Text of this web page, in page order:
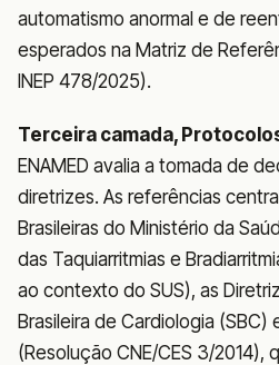
automatismo anormal e de
esperados na Matriz de
INEP 478/2025).
Terceira camada,
ENAMED avalia a tomada de
diretrizes. As referências
Brasileiras do Ministério da
das Taquiarritmias e
ao contexto do SUS), as
Brasileira de Cardiologia (SBC)
(Resolução CNE/CES 3/2014),